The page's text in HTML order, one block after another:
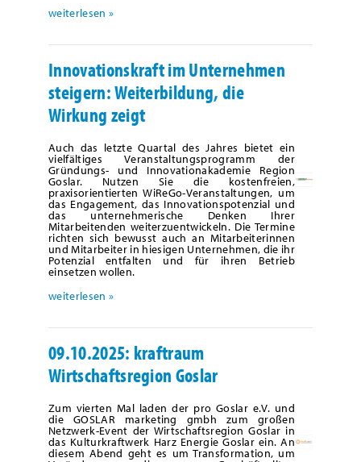
weiterlesen »
Innovationskraft im Unternehmen
steigern: Weiterbildung, die
Wirkung zeigt
Auch das letzte Quartal des Jahres bietet ein
vielfältiges Veranstaltungsprogramm der
Gründungs- und Innovationakademie Region
Goslar. Nutzen Sie die kostenfreien,
praxisorientierten WiReGo-Veranstaltungen, um
das Engagement, das Innovationspotenzial und
das unternehmerische Denken Ihrer
Mitarbeitenden weiterzuentwickeln. Die Termine
richten sich bewusst auch an Mitarbeiterinnen
und Mitarbeiter in hiesigen Unternehmen, die ihr
Potenzial entfalten und für ihren Betrieb
einsetzen wollen.
weiterlesen »
09.10.2025: kraftraum
Wirtschaftsregion Goslar
Zum vierten Mal laden der pro Goslar e.V. und
die GOSLAR marketing gmbh zum großen
Netzwerk-Event der Wirtschaftsregion Goslar in
das Kulturkraftwerk Harz Energie Goslar ein. An
diesem Abend geht es um Transformation, um